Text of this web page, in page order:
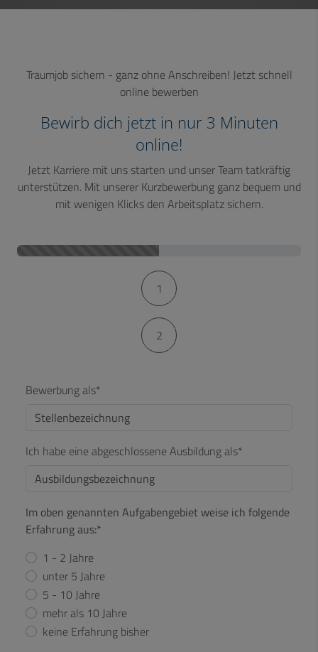
Traumjob sichern - ganz ohne Anschreiben! Jetzt schnell
online bewerben
Bewirb dich jetzt in nur 3 Minuten
online!
Jetzt Karriere mit uns starten und unser Team tatkräftig
unterstützen. Mit unserer Kurzbewerbung ganz bequem und
mit wenigen Klicks den Arbeitsplatz sichern.
Kontaktformular-Fortschritt
1
2
Bewerbung als*
Ich habe eine abgeschlossene Ausbildung als*
Im oben genannten Aufgabengebiet weise ich folgende
Erfahrung aus:*
1 - 2 Jahre
unter 5 Jahre
5 - 10 Jahre
mehr als 10 Jahre
keine Erfahrung bisher